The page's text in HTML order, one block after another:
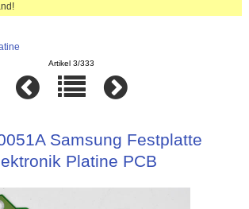
Artikel 3/333
Samsung Festplatte
Platine PCB